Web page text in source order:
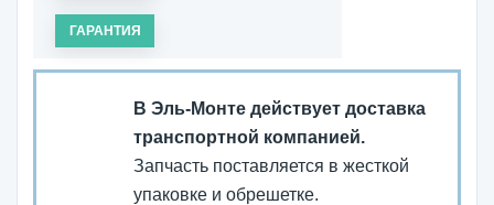
ГАРАНТИЯ
В Эль-Монте действует доставка
транспортной компанией.
Запчасть поставляется в жесткой
упаковке и обрешетке.